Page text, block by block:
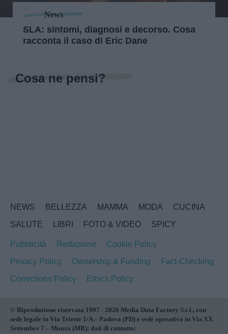
News
SLA: sintomi, diagnosi e decorso. Cosa
racconta il caso di Eric Dane
Cosa ne pensi?
NEWS BELLEZZA MAMMA MODA
CUCINA
SALUTE
LIBRI FOTO & VIDEO SPICY
Pubblicità Redazione
Cookie Policy
Privacy Policy
Ownership & Funding
Fact-Checking
Corrections Policy
Ethics Policy
© Riproduzione riservata 1997 - 2026 Media Data Factory S.r.l., con
sede legale in Via Trieste 1/A – Padova (PD) e sede operativa in Via XX
Settembre 7 – Monza (MB); dati di contatto: